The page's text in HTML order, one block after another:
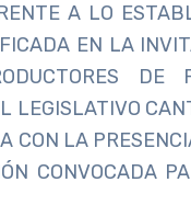
A LO
EN LA
DE
LEGISLATIVO
CON LA
CONVOCADA